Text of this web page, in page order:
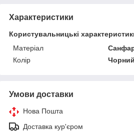
Характеристики
Користувальницькі
Матеріал
Колір
Умови доставки
Нова Пошта
Доставка кур'єром